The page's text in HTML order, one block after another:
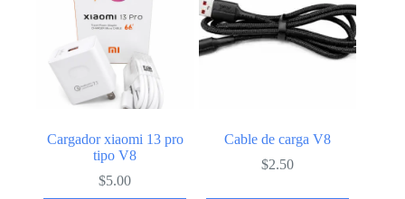
Cargador xiaomi 13 pro
tipo V8
$5.00
Cable de carga V8
$2.50